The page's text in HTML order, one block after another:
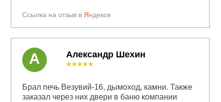
Ссылка на отзыв в Яндексе
Александр Шехин
★★★★★
Брал печь Везувий-16, дымоход, камни. Также
заказал через них двери в баню компании
А